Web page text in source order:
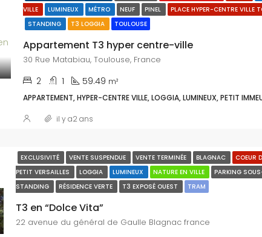
VILLE
LUMINEUX MÉTRO NEUF PINEL PLACE HYPER-CENTRE VILLE
STANDING
T3 LOGGIA TOULOUSE
Appartement T3 hyper centre-ville
30 Rue Matabiau, Toulouse, France
2 1 59.49 m²
APPARTEMENT, HYPER-CENTRE VILLE, LOGGIA, LUMINEUX, PETIT
il y a2 ans
EXCLUSIVITÉ VENTE SUSPENDUE VENTE TERMINÉE BLAGNAC COEUR
PETIT VERSAILLES
LOGGIA LUMINEUX NATURE EN VILLE PARKING
STANDING
RÉSIDENCE VERTE T3 EXPOSÉ OUEST TRAM
T3 en “Dolce Vita”
22 avenue du général de Gaulle Blagnac france